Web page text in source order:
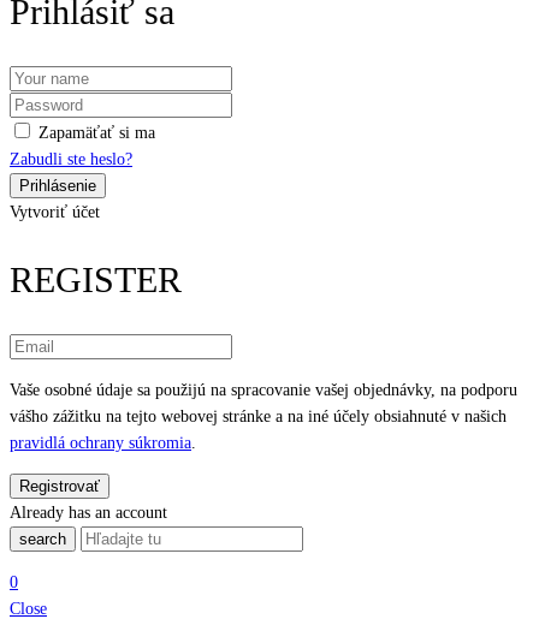
Prihlásiť sa
Zapamäťať si ma
Zabudli ste heslo?
Vytvoriť účet
REGISTER
Vaše osobné údaje sa použijú na spracovanie vašej objednávky, na podporu
vášho zážitku na tejto webovej stránke a na iné účely obsiahnuté v našich
pravidlá ochrany súkromia
Already has an account
search
0
Close